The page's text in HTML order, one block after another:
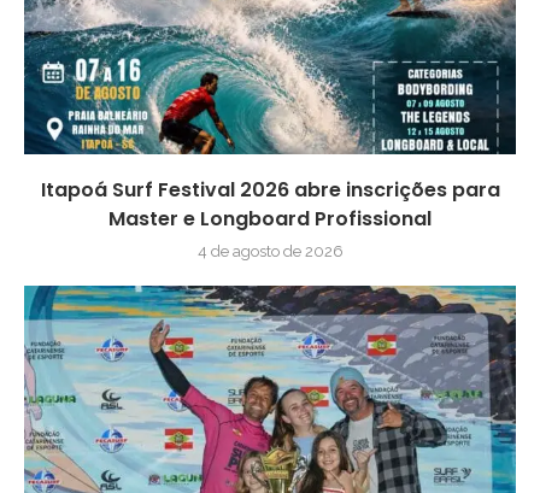
Itapoá Surf Festival 2026 abre inscrições para
Master e Longboard Profissional
4 de agosto de 2026